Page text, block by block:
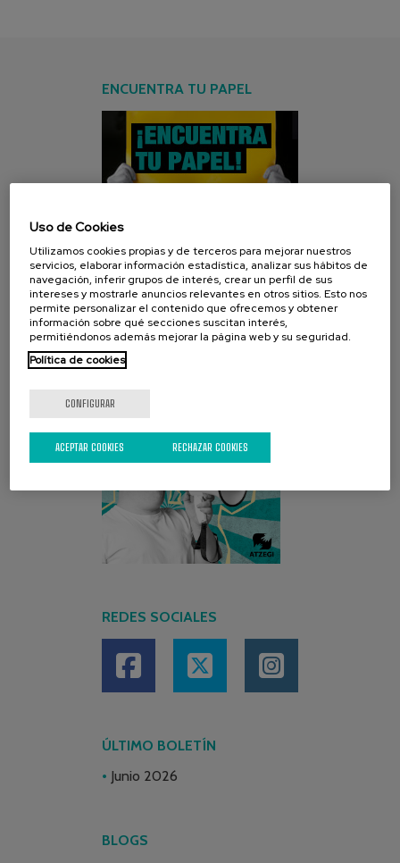
ENCUENTRA TU PAPEL
CAMPAÑA ACTUAL
REDES SOCIALES
ÚLTIMO BOLETÍN
Junio 2026
BLOGS
Uso de Cookies
Utilizamos cookies propias y de terceros para mejorar nuestros
servicios, elaborar información estadística, analizar sus hábitos de
navegación, inferir grupos de interés, crear un perfil de sus
intereses y mostrarle anuncios relevantes en otros sitios. Esto nos
permite personalizar el contenido que ofrecemos y obtener
información sobre qué secciones suscitan interés,
permitiéndonos además mejorar la página web y su seguridad.
Política de cookies
CONFIGURAR
RECHAZAR COOKIES
ACEPTAR COOKIES